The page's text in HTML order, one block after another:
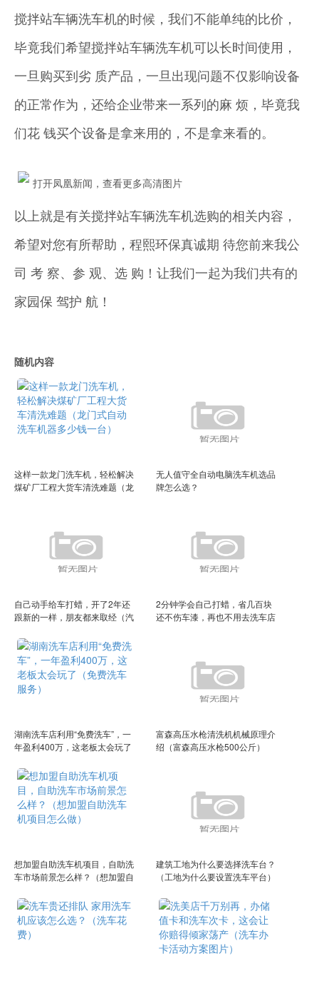
搅拌站车辆洗车机的时候，我们不能单纯的比价，
毕竟我们希望搅拌站车辆洗车机可以长时间使用，
一旦购买到劣 质产品，一旦出现问题不仅影响设备
的正常作为，还给企业带来一系列的麻 烦，毕竟我
们花 钱买个设备是拿来用的，不是拿来看的。
打开凤凰新闻，查看更多高清图片
以上就是有关搅拌站车辆洗车机选购的相关内容，
希望对您有所帮助，程熙环保真诚期 待您前来我公
司 考 察、参 观、选 购！让我们一起为我们共有的
家园保 驾护 航！
随机内容
这样一款龙门洗车机，轻松解决
煤矿厂工程大货车清洗难题（龙
无人值守全自动电脑洗车机选品
牌怎么选？
自己动手给车打蜡，开了2年还
跟新的一样，朋友都来取经（汽
2分钟学会自己打蜡，省几百块
还不伤车漆，再也不用去洗车店
湖南洗车店利用“免费洗车”，一
年盈利400万，这老板太会玩了
富森高压水枪清洗机机械原理介
绍（富森高压水枪500公斤）
想加盟自助洗车机项目，自助洗
车市场前景怎么样？（想加盟自
建筑工地为什么要选择洗车台？
（工地为什么要设置洗车平台）